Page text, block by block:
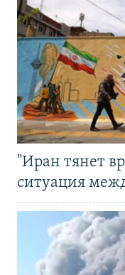
"Иран тянет
ситуация